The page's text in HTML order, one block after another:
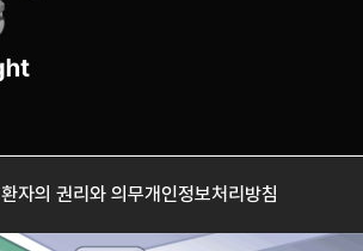
환자의 권리와 의무개인정보처리방침